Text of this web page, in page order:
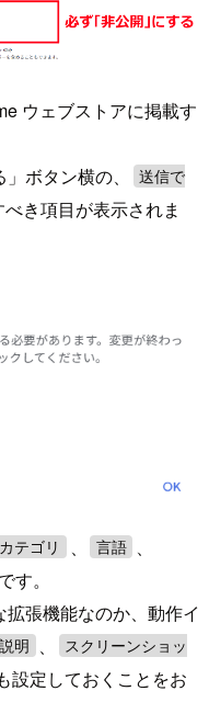
ウェブストアに掲載す
ボタン横の、
送信で
き項目が表示されま
カテゴリ 言語
す。
拡張機能なのか、動作イ
説明
スクリーンショッ
設定しておくことをお